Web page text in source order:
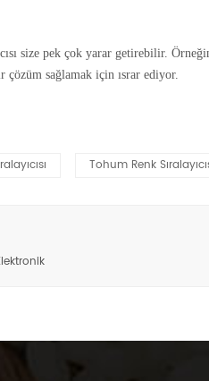
size pek çok yarar getirebilir.
çözüm sağlamak için ısrar ediyor.
Tohum Renk